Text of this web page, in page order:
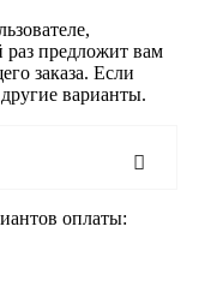
предложит вам
заказа. Если
варианты.
оплаты: